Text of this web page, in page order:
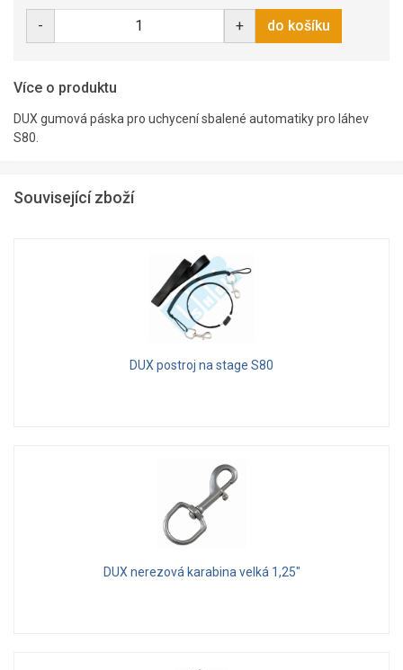
- + do košíku
Více o produktu
DUX gumová páska pro uchycení sbalené automatiky pro láhev
S80.
Související zboží
DUX postroj na stage S80
DUX nerezová karabina velká 1,25"